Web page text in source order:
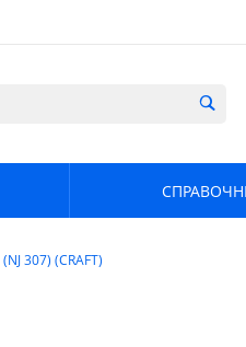
307) (CRAFT)